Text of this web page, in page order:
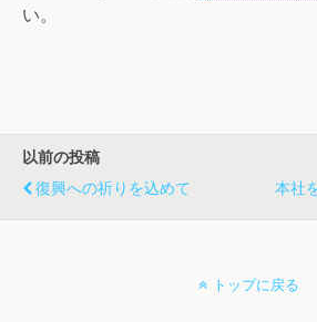
い。
以前の投稿
復興への祈りを込めて
本社
トップに戻る